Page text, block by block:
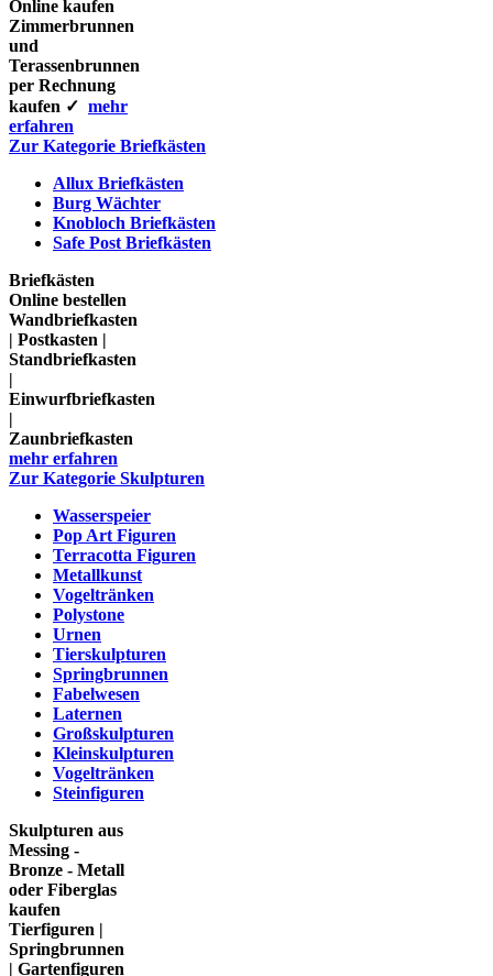
Online kaufen
Zimmerbrunnen
und
Terassenbrunnen
per Rechnung
kaufen ✓ mehr
erfahren
Zur Kategorie Briefkästen
Allux Briefkästen
Burg Wächter
Knobloch Briefkästen
Safe Post Briefkästen
Briefkästen
Online bestellen
Wandbriefkasten
| Postkasten |
Standbriefkasten
|
Einwurfbriefkasten
|
Zaunbriefkasten
mehr erfahren
Zur Kategorie Skulpturen
Wasserspeier
Pop Art Figuren
Terracotta Figuren
Metallkunst
Vogeltränken
Polystone
Urnen
Tierskulpturen
Springbrunnen
Fabelwesen
Laternen
Großskulpturen
Kleinskulpturen
Vogeltränken
Steinfiguren
Skulpturen aus
Messing -
Bronze - Metall
oder Fiberglas
kaufen
Tierfiguren |
Springbrunnen
| Gartenfiguren